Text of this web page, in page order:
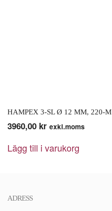
HAMPEX 3-SL Ø 12 MM, 220-M
3960,00 kr exkl.moms
Lägg till i varukorg
ADRESS